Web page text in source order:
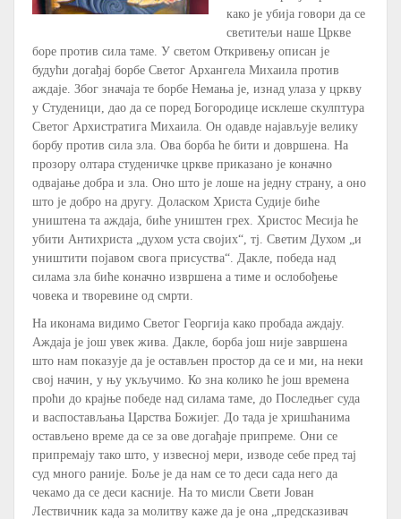
како је убија говори да се
светитељи наше Цркве
боре против сила таме. У светом Откривењу описан је
будући догађај борбе Светог Архангела Михаила против
аждаје. Због значаја те борбе Немања је, изнад улаза у цркву
у Студеници, дао да се поред Богородице исклеше скулптура
Светог Архистратига Михаила. Он одавде најављује велику
борбу против сила зла. Ова борба ће бити и довршена. На
прозору олтара студеничке цркве приказано је коначно
одвајање добра и зла. Оно што је лоше на једну страну, а оно
што је добро на другу. Доласком Христа Судије биће
уништена та аждаја, биће уништен грех. Христос Месија ће
убити Антихриста „духом уста својих“, тј. Светим Духом „и
уништити појавом свога присуства“. Дакле, победа над
силама зла биће коначно извршена а тиме и ослобођење
човека и творевине од смрти.
На иконама видимо Светог Георгија како пробада аждају.
Аждаја је још увек жива. Дакле, борба још није завршена
што нам показује да је остављен простор да се и ми, на неки
свој начин, у њу укључимо. Ко зна колико ће још времена
проћи до крајње победе над силама таме, до Последњег суда
и васпостављања Царства Божијег. До тада је хришћанима
остављено време да се за ове догађаје припреме. Они се
припремају тако што, у извесној мери, изводе себе пред тај
суд много раније. Боље је да нам се то деси сада него да
чекамо да се деси касније. На то мисли Свети Јован
Лествичник када за молитву каже да је она „предсказивач